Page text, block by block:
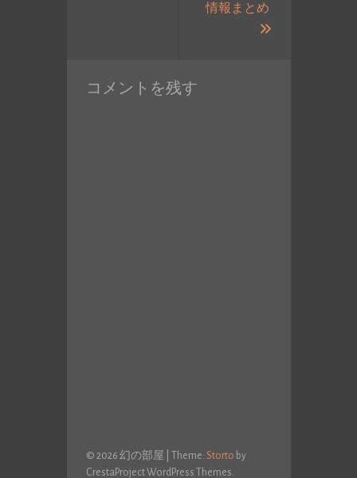
情報まとめ
次
コメントを残す
© 2026 幻の部屋 Theme: Storto by
CrestaProject WordPress Themes.